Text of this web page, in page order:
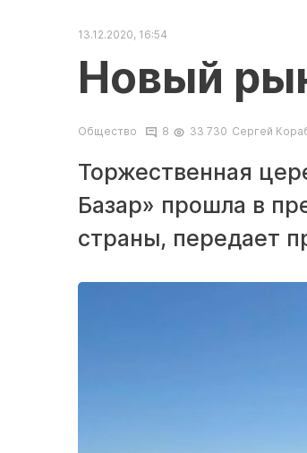
13.12.2020, 16:54
Новый
Общество 8 33 730 Сергей
Торжественная
Базар» прошла в
страны, передает